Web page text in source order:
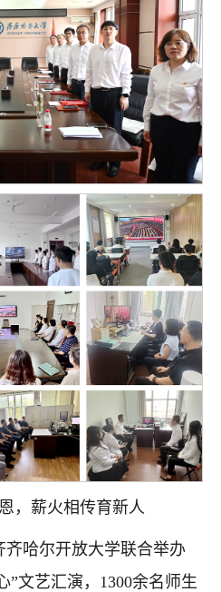
，薪火相传育新人
齐哈尔开放大学联合举办
”文艺汇演，1300余名师生